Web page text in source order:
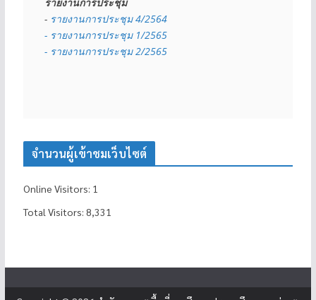
- รายงานการประชุม 4/2564
- รายงานการประชุม 1/2565
- รายงานการประชุม 2/2565
จำนวนผู้เข้าชมเว็บไซต์
Online Visitors: 1
Total Visitors: 8,331